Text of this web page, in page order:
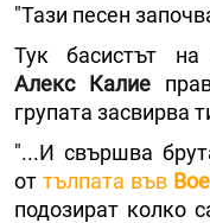
"Тази песен
Тук басистът на
Алекс Калие
групата засвирва
"...И свършва
оттълпата във
подозират колко